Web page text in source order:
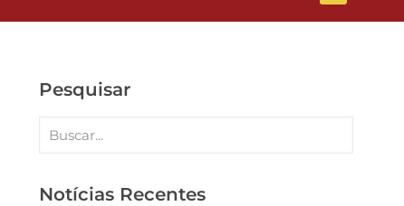
Pesquisar
Notícias Recentes